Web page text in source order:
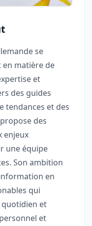
se
matière de
et
des guides
tendances et des
des
enjeux
une équipe
Son ambition
en
qui
et
et